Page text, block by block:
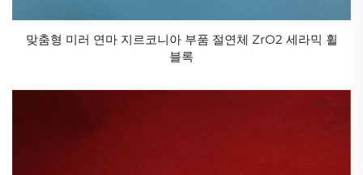
맞춤형 미러 연마 지르코니아 부품 절연체 ZrO2 세라믹 휠
블록